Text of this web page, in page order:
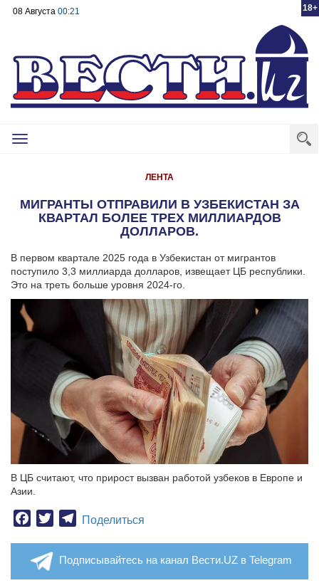
18+
08 Августа 00:21
Toggle
ЛЕНТА
МИГРАНТЫ ОТПРАВИЛИ В УЗБЕКИСТАН ЗА
КВАРТАЛ БОЛЕЕ ТРЕХ МИЛЛИАРДОВ
ДОЛЛАРОВ.
В первом квартале 2025 года в Узбекистан от мигрантов
поступило 3,3 миллиарда долларов, извещает ЦБ республики.
Это на треть больше уровня 2024-го.
В ЦБ считают, что прирост вызван работой узбеков в Европе и
Азии.
Facebook
TwitterTelegram
Поделиться
Подписывайтесь на канал Вести.UZ в Telegram